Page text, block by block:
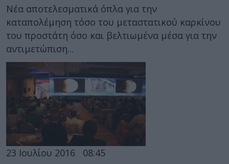
Νέα αποτελεσματικά όπλα για την
καταπολέμηση τόσο του μεταστατικού καρκίνου
του προστάτη όσο και βελτιωμένα μέσα για την
αντιμετώπιση...
23 Ιουλίου 2016 08:45